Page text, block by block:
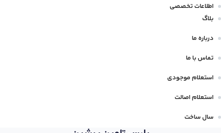
اطلاعات تخصصی
بلاگ
درباره ما
تماس با ما
استعلام موجودی
استعلام اصالت
سال ساخت